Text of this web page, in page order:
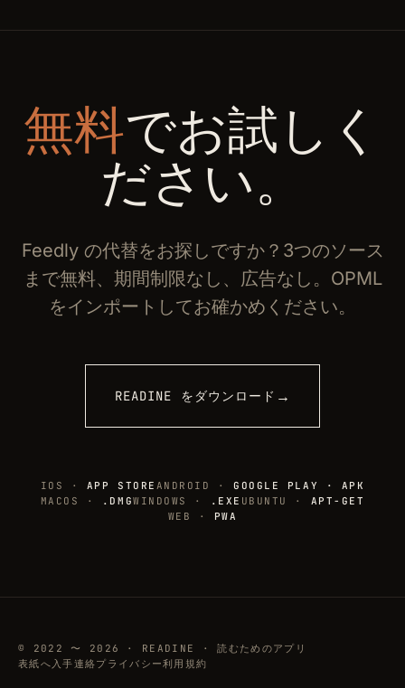
無料でお試しく
ださい。
Feedly の代替をお探しですか？3つのソース
まで無料、期間制限なし、広告なし。OPML
をインポートしてお確かめください。
READINE をダウンロード →
IOS · APP STORE ANDROID ·GOOGLE PLAY · APK
MACOS ·
.DMGWINDOWS · .EXE UBUNTU · APT-GET
WEB · PWA
© 2022 〜 2026 · READINE · 読むためのアプリ
表紙へ 入手連絡プライバシー利用規約